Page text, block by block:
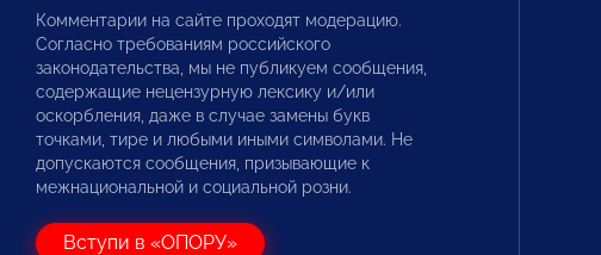
Комментарии на сайте проходят модерацию.
Согласно требованиям российского
законодательства, мы не публикуем сообщения,
содержащие нецензурную лексику и/или
оскорбления, даже в случае замены букв
точками, тире и любыми иными символами. Не
допускаются сообщения, призывающие к
межнациональной и социальной розни.
Вступи в «ОПОРУ»